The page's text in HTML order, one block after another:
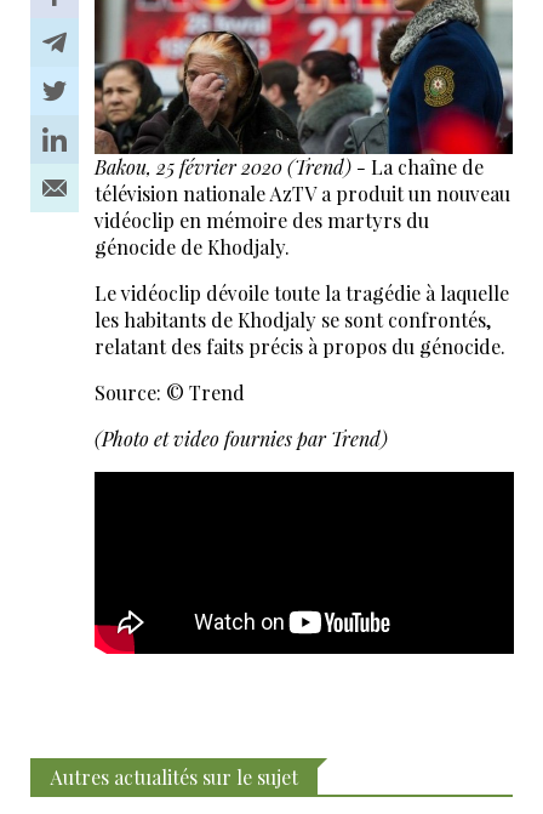
Bakou, 25 février 2020 (Trend) - La chaîne de
télévision nationale AzTV a produit un nouveau
vidéoclip en mémoire des martyrs du
génocide de Khodjaly.
Le vidéoclip dévoile toute la tragédie à laquelle
les habitants de Khodjaly se sont confrontés,
relatant des faits précis à propos du génocide.
Source: © Trend
(Photo et video fournies par Trend)
Autres actualités sur le sujet